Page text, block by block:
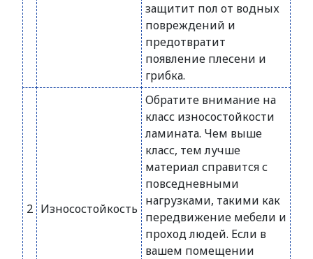
защитит пол от водных
повреждений и
предотвратит
появление плесени и
грибка.
2 Износостойкость
Обратите внимание на
класс износостойкости
ламината. Чем выше
класс, тем лучше
материал справится с
повседневными
нагрузками, такими как
передвижение мебели и
проход людей. Если в
вашем помещении